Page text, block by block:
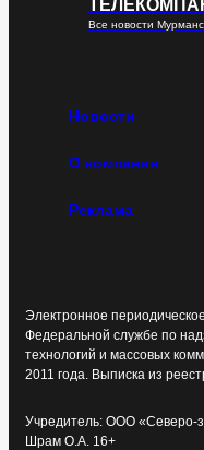
Все новости
Новости
О компании
Реклама
Электронное
Федеральной службе по
технологий и массовых
2011 года. Выписка из
Учредитель: ООО «Северо-
Шрам О.А. 16+